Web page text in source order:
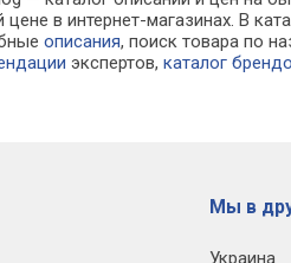
цене в интернет-магазинах. В
описания, поиск товара по
экспертов,каталог
Мы в